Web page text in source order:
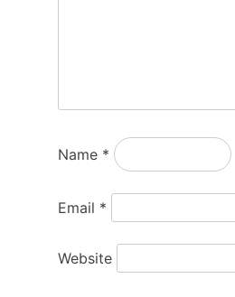
Name *
Email *
Website